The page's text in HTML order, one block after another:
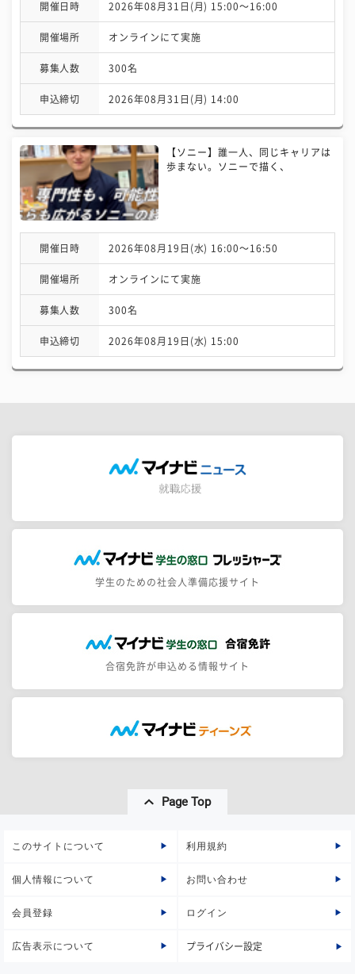
開催日時 2026年08月31日(月) 15:00〜16:00
開催場所 オンラインにて実施
募集人数 300名
申込締切 2026年08月31日(月) 14:00
【ソニー】誰一人、同じキャリアは
歩まない。ソニーで描く、
開催日時 2026年08月19日(水) 16:00〜16:50
開催場所 オンラインにて実施
募集人数 300名
申込締切 2026年08月19日(水) 15:00
学生のための社会人準備応援サイト
合宿免許が申込める情報サイト
Page Top
このサイトについて 利用規約
個人情報について お問い合わせ
会員登録 ログイン
広告表示について プライバシー設定